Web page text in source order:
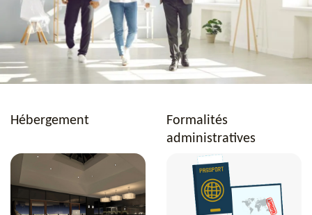
Hébergement
Formalités
administratives